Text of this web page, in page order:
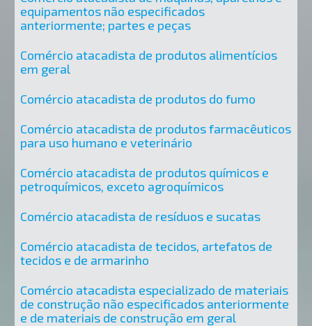
equipamentos não especificados
anteriormente; partes e peças
Comércio atacadista de produtos alimentícios
em geral
Comércio atacadista de produtos do fumo
Comércio atacadista de produtos farmacêuticos
para uso humano e veterinário
Comércio atacadista de produtos químicos e
petroquímicos, exceto agroquímicos
Comércio atacadista de resíduos e sucatas
Comércio atacadista de tecidos, artefatos de
tecidos e de armarinho
Comércio atacadista especializado de materiais
de construção não especificados anteriormente
e de materiais de construção em geral